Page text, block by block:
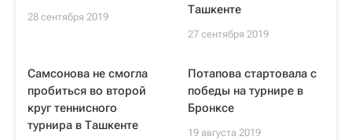
28 сентября 2019
Ташкенте
27 сентября 2019
Самсонова не смогла
пробиться во второй
круг теннисного
турнира в Ташкенте
Потапова стартовала с
победы на турнире в
Бронксе
19 августа 2019